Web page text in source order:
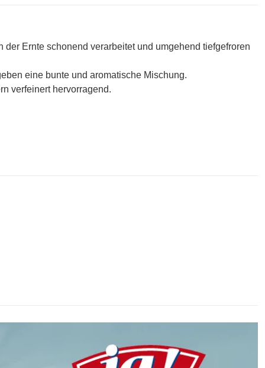
Ernte schonend verarbeitet und umgehend tiefgefroren
eine bunte und aromatische Mischung.
verfeinert hervorragend.